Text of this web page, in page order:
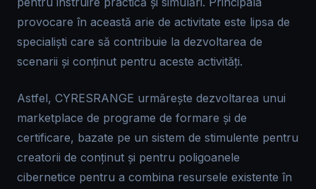
provocare în această arie de activitate este lipsa de
specialiști care să contribuie la dezvoltarea de
scenarii și conținut pentru aceste activități.
Astfel, CYRESRANGE urmărește dezvoltarea unui
marketplace de programe de formare și de
certificare, bazate pe un sistem de stimulente pentru
creatorii de conținut și pentru poligoanele
cibernetice pentru a combina resursele existente în